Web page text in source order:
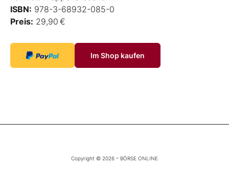
ISBN: 978-3-68932-085-0
Preis: 29,90 €
Im Shop kaufen
Copyright © 2026 – BÖRSE ONLINE